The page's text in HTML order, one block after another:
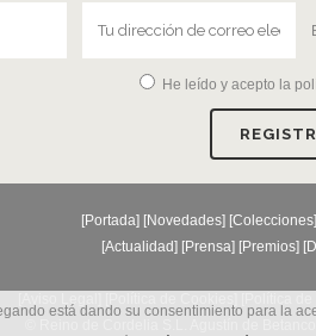
He leído y acepto la
[Portada] [Novedades] [Colecciones
[Actualidad] [Prensa] [Premios] [
está dando su consentimiento para la